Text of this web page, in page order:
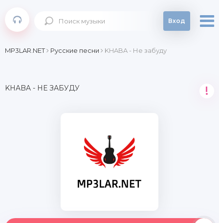
Вход
MP3LAR.NET Русские песни KHABA - Не забуду
KHABA - НЕ ЗАБУДУ !